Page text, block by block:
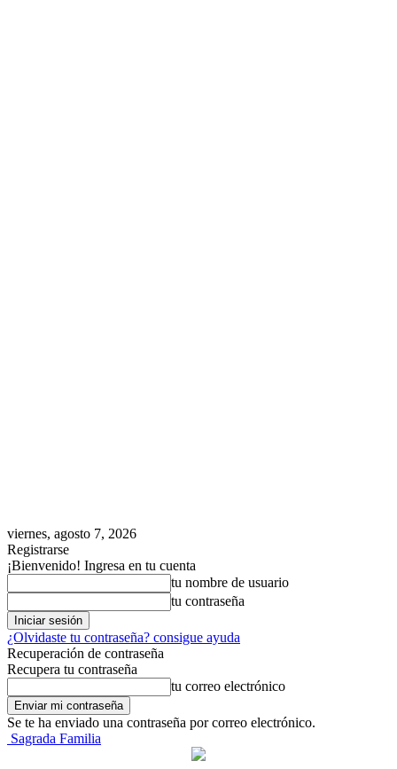
viernes, agosto 7, 2026
Registrarse
¡Bienvenido! Ingresa en tu cuenta
tu nombre de usuario
tu contraseña
¿Olvidaste tu contraseña? consigue ayuda
Recuperación de contraseña
Recupera tu contraseña
tu correo electrónico
Se te ha enviado una contraseña por correo electrónico.
Sagrada Familia